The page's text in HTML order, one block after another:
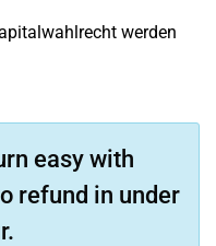
werden
easy with
refund in under